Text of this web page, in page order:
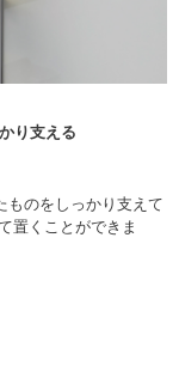
り支える
ものをしっかり支えて
置くことができま